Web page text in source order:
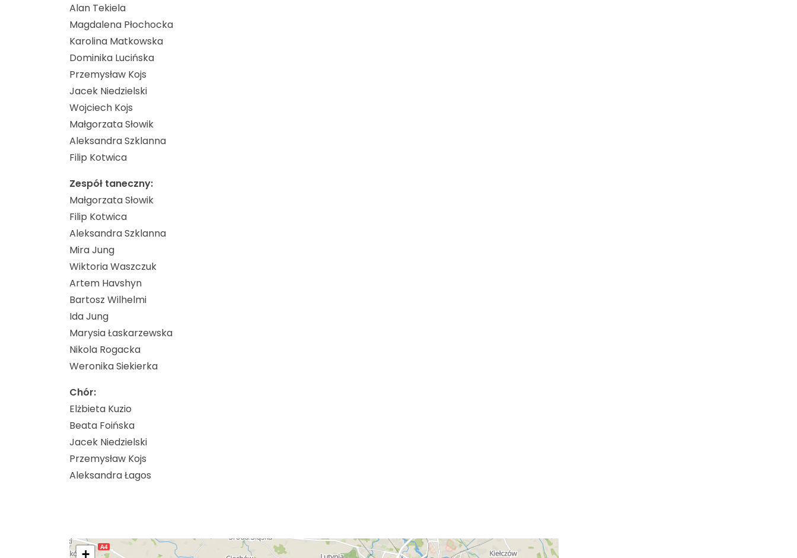
Alan Tekiela
Magdalena Płochocka
Karolina Matkowska
Dominika Lucińska
Przemysław Kojs
Jacek Niedzielski
Wojciech Kojs
Małgorzata Słowik
Aleksandra Szklanna
Filip Kotwica
Zespół taneczny:
Małgorzata Słowik
Filip Kotwica
Aleksandra Szklanna
Mira Jung
Wiktoria Waszczuk
Artem Havshyn
Bartosz Wilhelmi
Ida Jung
Marysia Łaskarzewska
Nikola Rogacka
Weronika Siekierka
Chór:
Elżbieta Kuzio
Beata Foińska
Jacek Niedzielski
Przemysław Kojs
Aleksandra Łagos
+